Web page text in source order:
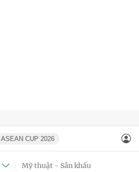
ASEAN CUP 2026
Mỹ thuật - Sân khấu